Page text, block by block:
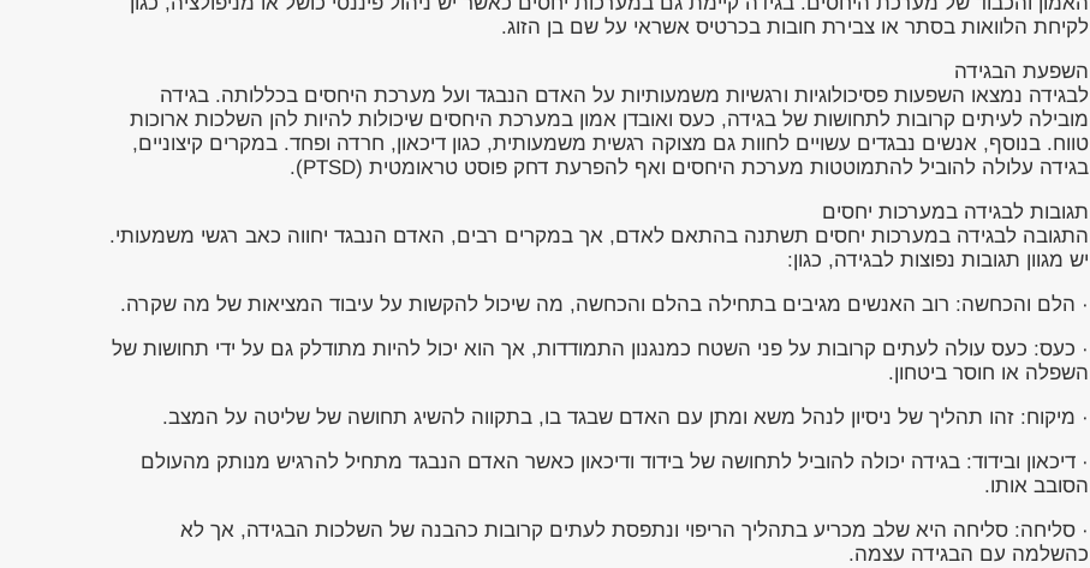
לקיחת הלוואות בסתר או צבירת חובות בכרטיס אשראי על שם בן הזוג.
השפעת הבגידה
לבגידה נמצאו השפעות פסיכולוגיות ורגשיות משמעותיות על האדם הנבגד ועל מערכת היחסים בכללותה. בגידה
מובילה לעיתים קרובות לתחושות של בגידה, כעס ואובדן אמון במערכת היחסים שיכולות להיות להן השלכות ארוכות
טווח. בנוסף, אנשים נבגדים עשויים לחוות גם מצוקה רגשית משמעותית, כגון דיכאון, חרדה ופחד. במקרים קיצוניים,
בגידה עלולה להוביל להתמוטטות מערכת היחסים ואף להפרעת דחק פוסט טראומטית (PTSD).
תגובות לבגידה במערכות יחסים
התגובה לבגידה במערכות יחסים תשתנה בהתאם לאדם, אך במקרים רבים, האדם הנבגד יחווה כאב רגשי משמעותי.
יש מגוון תגובות נפוצות לבגידה, כגון:
· הלם והכחשה: רוב האנשים מגיבים בתחילה בהלם והכחשה, מה שיכול להקשות על עיבוד המציאות של מה שקרה.
· כעס: כעס עולה לעתים קרובות על פני השטח כמנגנון התמודדות, אך הוא יכול להיות מתודלק גם על ידי תחושות של
השפלה או חוסר ביטחון.
· מיקוח: זהו תהליך של ניסיון לנהל משא ומתן עם האדם שבגד בו, בתקווה להשיג תחושה של שליטה על המצב.
· דיכאון ובידוד: בגידה יכולה להוביל לתחושה של בידוד ודיכאון כאשר האדם הנבגד מתחיל להרגיש מנותק מהעולם
הסובב אותו.
· סליחה: סליחה היא שלב מכריע בתהליך הריפוי ונתפסת לעתים קרובות כהבנה של השלכות הבגידה, אך לא
כהשלמה עם הבגידה עצמה.